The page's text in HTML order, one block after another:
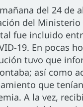
del 24 de
del Ministerio
fue incluido
19. En pocas
tuvo que
así como
que
A la vez,